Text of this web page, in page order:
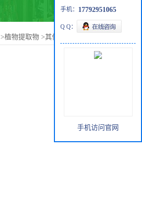
>植物提取物 >其他
手机： 17792951065
Q Q：
手机访问官网